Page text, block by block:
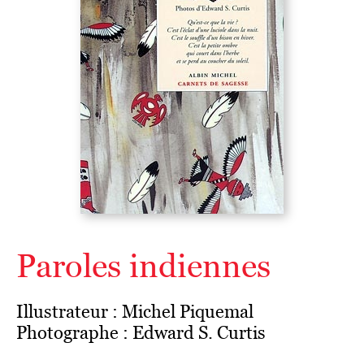
Paroles indiennes
Illustrateur : Michel Piquemal
Photographe : Edward S. Curtis